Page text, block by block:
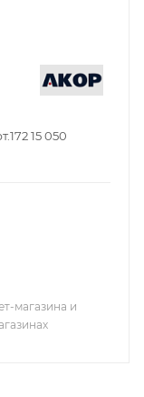
15 050
магазина и